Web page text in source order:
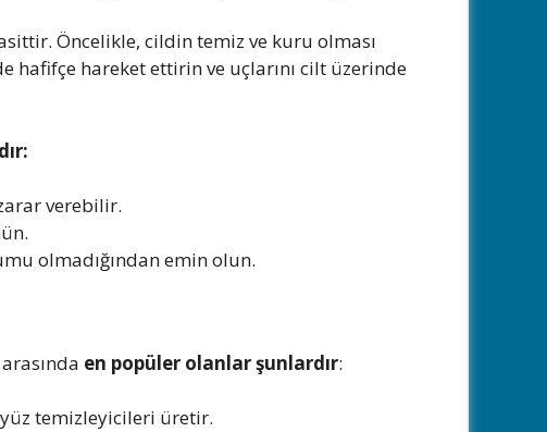
Öncelikle, cildin temiz ve kuru olması
hafifçe hareket ettirin ve uçlarını cilt üzerinde
verebilir.
olmadığından emin olun.
en popüler olanlar şunlardır:
temizleyicileri üretir.